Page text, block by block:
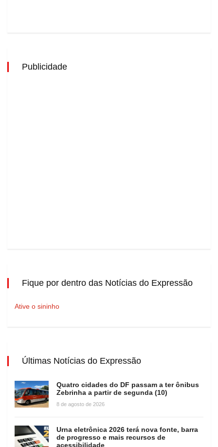
Publicidade
Fique por dentro das Notícias do Expressão
Ative o sininho
Últimas Notícias do Expressão
Quatro cidades do DF passam a ter ônibus
Zebrinha a partir de segunda (10)
8 de agosto de 2026
Urna eletrônica 2026 terá nova fonte, barra
de progresso e mais recursos de
acessibilidade